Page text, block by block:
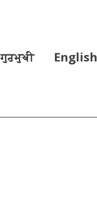
English
ਗੁਰਮੁਖੀ